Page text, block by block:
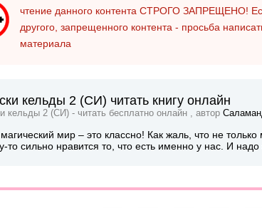
чтение данного контента СТРОГО ЗАПРЕЩЕНО!
другого, запрещенного контента - просьба
материала
кельды 2 (СИ) читать книгу онлайн
кельды 2 (СИ) - читать бесплатно онлайн , автор
мир – это классно! Как жаль, что не
то сильно нравится то, что есть именно у нас. И надо